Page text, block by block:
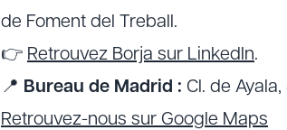
de Foment del Treball.
👉 Retrouvez Borja sur LinkedIn.
📍 Bureau de Madrid : Cl. de
Retrouvez-nous sur Google Maps